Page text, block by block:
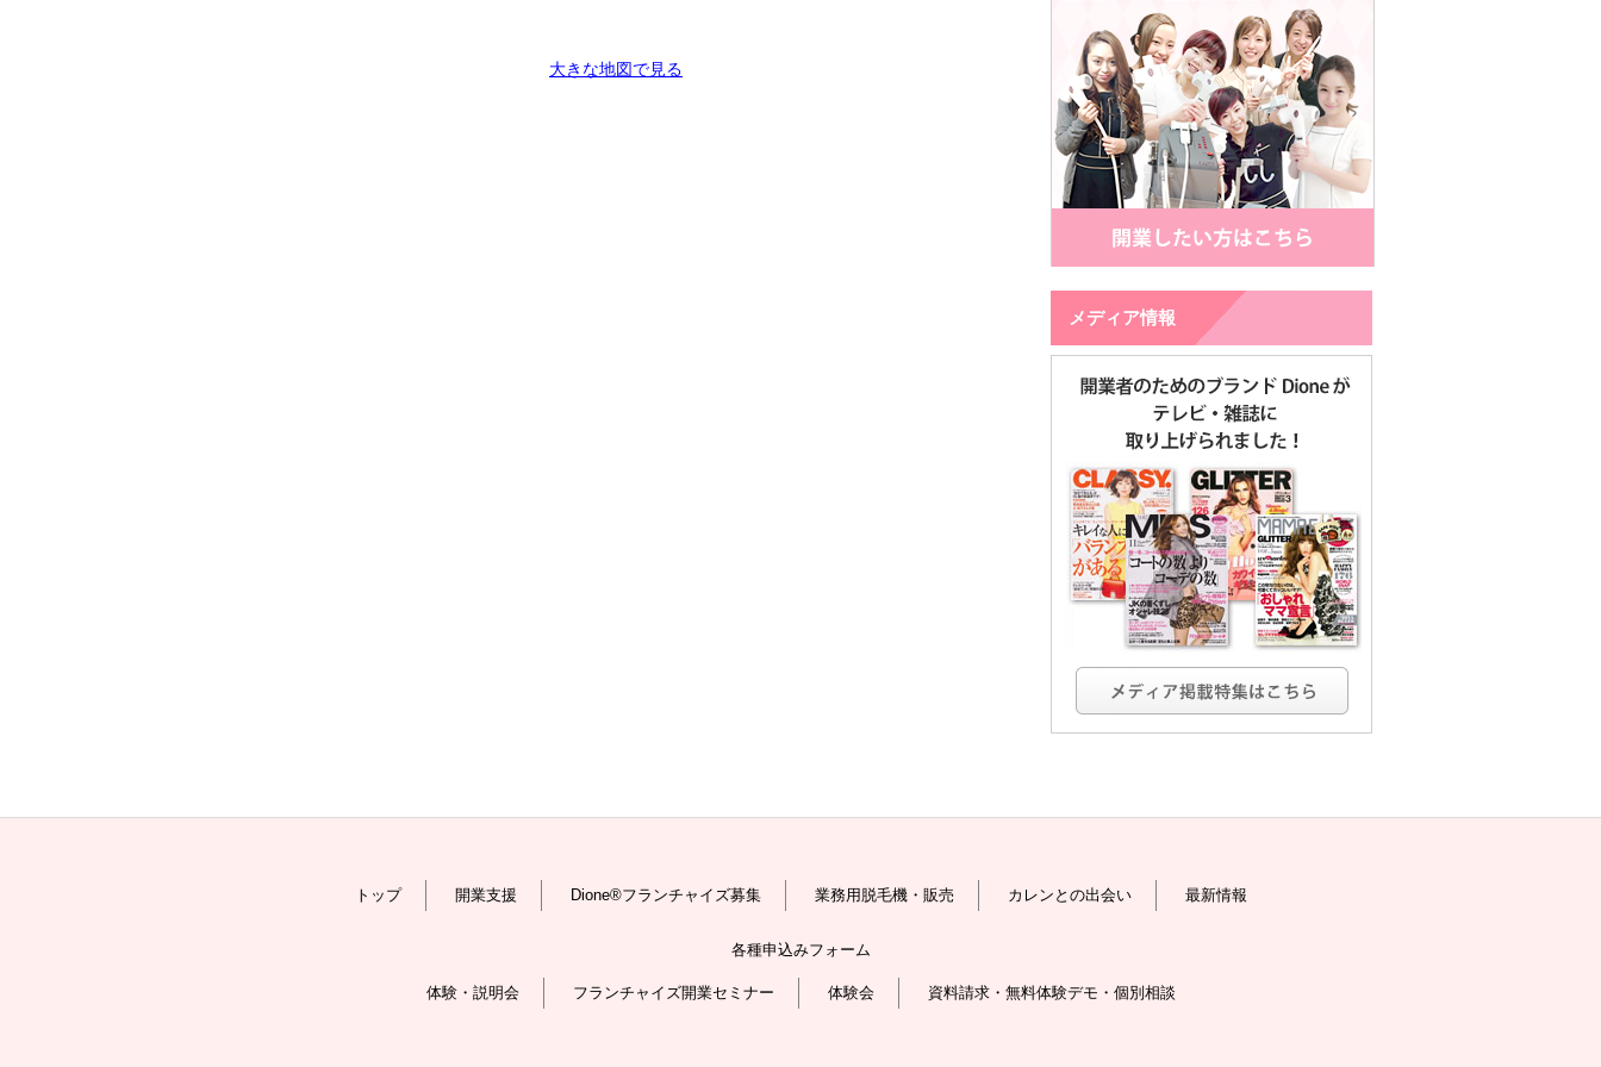
大きな地図で見る
メディア情報
トップ 開業支援 Dione®フランチャイズ募集 業務用脱毛機・販売 カレンとの出会い 最新情報
各種申込みフォーム
体験・説明会 フランチャイズ開業セミナー 体験会 資料請求・無料体験デモ・個別相談